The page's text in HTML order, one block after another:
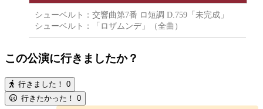
シューベルト：交響曲第7番 ロ短調 D.759「未完成」
シューベルト：「ロザムンデ」（全曲）
この公演に行きましたか？
行きました！ 0
行きたかった！ 0